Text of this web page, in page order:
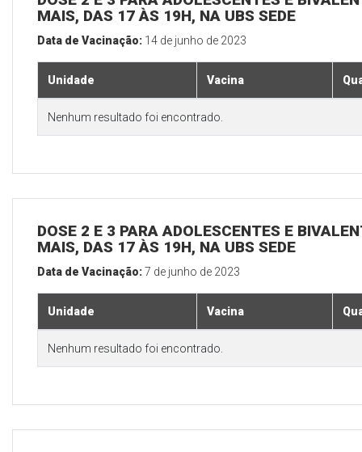
MAIS, DAS 17 ÀS 19H, NA UBS SEDE
Data de Vacinação: 14 de junho de 2023
Unidade Vacina
Nenhum resultado foi encontrado.
DOSE 2 E 3 PARA ADOLESCENTES E
MAIS, DAS 17 ÀS 19H, NA UBS SEDE
Data de Vacinação:7 de junho de 2023
Unidade Vacina
Nenhum resultado foi encontrado.